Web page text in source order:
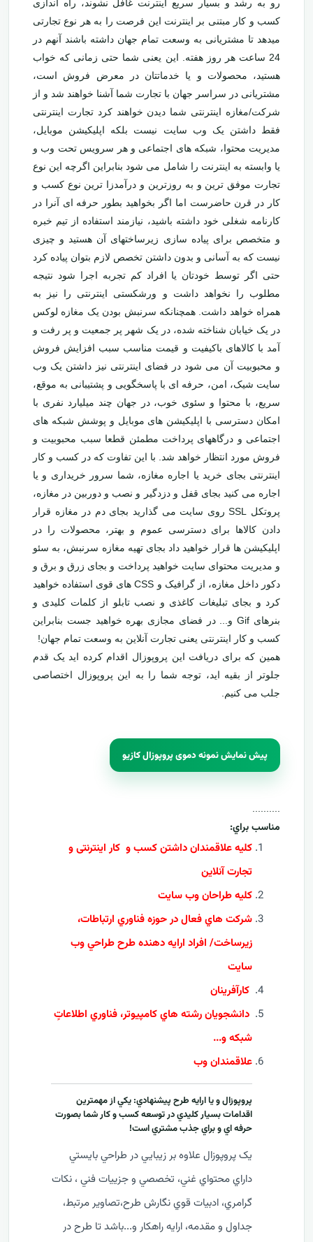
رو به رشد و بسیار سریع اینترنت غافل نشوند، راه اندازی
کسب و کار مبتنی بر اینترنت این فرصت را به هر نوع تجارتی
میدهد تا مشتریانی به وسعت تمام جهان داشته باشند آنهم در
24 ساعت هر روز هفته. این یعنی شما حتی زمانی که خواب
هستید، محصولات و یا خدماتتان در معرض فروش است،
مشتریانی در سراسر جهان با تجارت شما آشنا خواهند شد و از
شرکت/مغازه اینترنتی شما دیدن خواهند کرد تجارت اینترنتی
فقط داشتن یک وب سایت نیست بلکه اپلیکیشن موبایل،
مدیریت محتوا، شبکه های اجتماعی و هر سرویس تحت وب و
یا وابسته به اینترنت را شامل می شود بنابراین اگرچه این نوع
تجارت موفق ترین و به روزترین و درآمدزا ترین نوع کسب و
کار در قرن حاضرست اما اگر بخواهید بطور حرفه ای آنرا در
کارنامه شغلی خود داشته باشید، نیازمند استفاده از تیم خبره
و متخصص برای پیاده سازی زیرساختهای آن هستید و چیزی
نیست که به آسانی و بدون داشتن تخصص لازم بتوان پیاده کرد
حتی اگر توسط خودتان یا افراد کم تجربه اجرا شود نتیجه
مطلوب را نخواهد داشت و ورشکستی اینترنتی را نیز به
همراه خواهد داشت. همچنانکه سرنبش بودن یک مغازه لوکس
در یک خیابان شناخته شده، در یک شهر پر جمعیت و پر رفت و
آمد با کالاهای باکیفیت و قیمت مناسب سبب افزایش فروش
و محبوبیت آن می شود در فضای اینترنتی نیز داشتن یک وب
سایت شیک، امن، حرفه ای با پاسخگویی و پشتیبانی به موقع،
سریع، با محتوا و سئوی خوب، در جهان چند میلیارد نفری با
امکان دسترسی با اپلیکیشن های موبایل و پوشش شبکه های
اجتماعی و درگاههای پرداخت مطمئن قطعا سبب محبوبیت و
فروش مورد انتظار خواهد شد. با این تفاوت که در کسب و کار
اینترنتی بجای خرید یا اجاره مغازه، شما سرور خریداری و یا
اجاره می کنید بجای قفل و دزدگیر و نصب و دوربین در مغازه،
پروتکل SSL روی سایت می گذارید بجای دم در مغازه قرار
دادن کالاها برای دسترسی عموم و بهتر، محصولات را در
اپلیکیشن ها قرار خواهید داد بجای تهیه مغازه سرنبش، به سئو
و مدیریت محتوای سایت خواهید پرداخت و بجای زرق و برق و
دکور داخل مغازه، از گرافیک و CSS های قوی استفاده خواهید
کرد و بجای تبلیغات کاغذی و نصب تابلو از کلمات کلیدی و
بنرهای Gif و... در فضای مجازی بهره خواهید جست بنابراین
کسب و کار اینترنتی یعنی تجارت آنلاین به وسعت تمام جهان!
همین که برای دریافت این پروپوزال اقدام کرده اید یک قدم
جلوتر از بقیه اید، توجه شما را به این پروپوزال اختصاصی
جلب می کنیم.
پیش نمایش نمونه دموی پروپوزال کازیو
..........
مناسب براي:
کلیه علاقمندان داشتن کسب و کار اینترنتی و
تجارت آنلاین
کليه طراحان وب سايت
شرکت هاي فعال در حوزه فناوري ارتباطات،
زيرساخت/ افراد ارايه دهنده طرح طراحي وب
سايت
کارآفرينان
دانشجويان رشته هاي کامپيوتر، فناوري اطلاعاتٍ
شبکه و...
علاقمندان وب
پروپوزال و يا ارايه طرح پيشنهادي: يکي از مهمترين
اقدامات بسيار کليدي در توسعه کسب و کار شما بصورت
حرفه اي و براي جذب مشتري است!
يک پروپوزال علاوه بر زيبايي در طراحي بايستي
داراي محتواي غني، تخصصي و جزييات فني ، نکات
گرامري، ادبيات قوي نگارش طرح،تصاوير مرتبط،
جداول و مقدمه، ارایه راهکار و...باشد تا طرح در